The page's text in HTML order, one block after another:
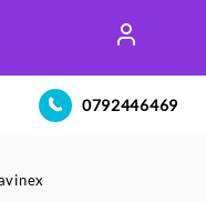
0792446469